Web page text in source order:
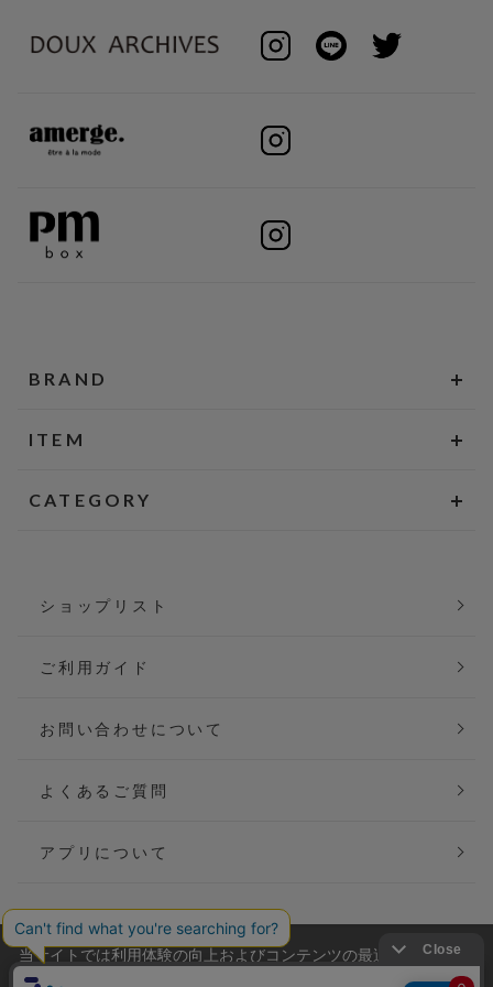
BRAND
ITEM
CATEGORY
ショップリスト
ご利用ガイド
お問い合わせについて
よくあるご質問
アプリについて
会社概要
当サイトでは利用体験の向上およびコンテンツの最適な提供、ト
ラフィックの分析を目的としてCookieを使用しています。